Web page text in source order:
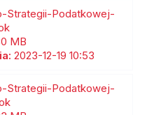
Strategii-Podatkowej-
MB
2023-12-19 10:53
Strategii-Podatkowej-